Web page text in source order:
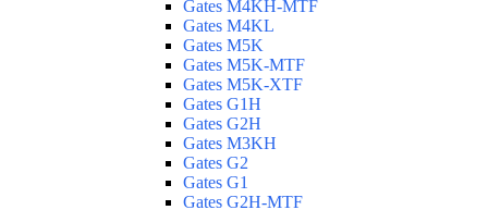
Gates M4KH-MTF
Gates M4KL
Gates M5K
Gates M5K-MTF
Gates M5K-XTF
Gates G1H
Gates G2H
Gates M3KH
Gates G2
Gates G1
Gates G2H-MTF